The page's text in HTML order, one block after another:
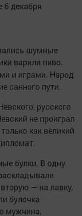
6 декабря
шумные
варили пиво.
и играми. Народ
санного пути.
русского
не проиграл
как великий
булки. В одну
— на лавку,
булочка
мужчина,